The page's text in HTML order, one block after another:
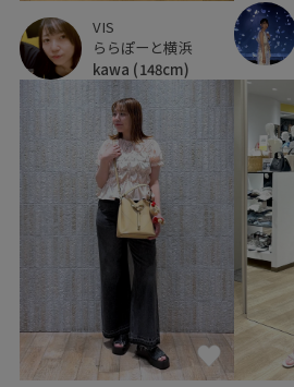
VIS
ららぽーと横浜
kawa (148cm)